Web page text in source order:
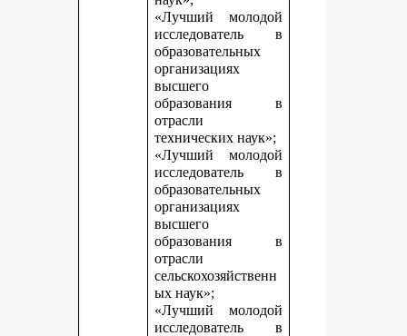
«Лучший молодой
исследователь в
образовательных
организациях
высшего
образования в
отрасли
технических наук»;
«Лучший молодой
исследователь в
образовательных
организациях
высшего
образования в
отрасли
сельскохозяйственн
ых наук»;
«Лучший молодой
исследователь в